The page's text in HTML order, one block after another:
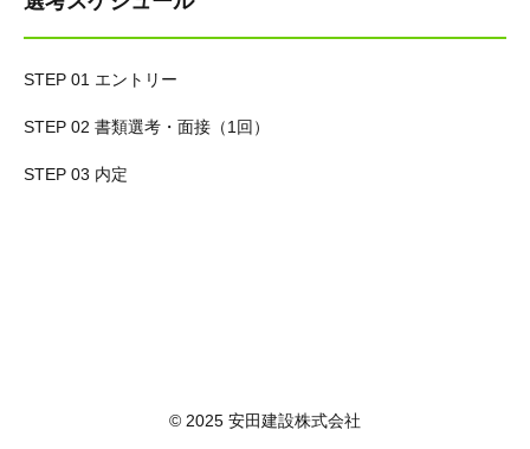
STEP 01 エントリー
STEP 02 書類選考・面接（1回）
STEP 03 内定
© 2025 安田建設株式会社